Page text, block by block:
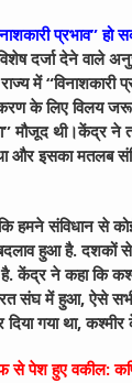
प्रभाव” हो
दर्जा देने वाले
राज्य में
के लिए विलय
मौजूद थी।केंद्र ने
और इसका मतलब
हमने संविधान से
बदलाव हुआ है. दशकों
है. केंद्र ने कहा कि
संघ में हुआ, ऐसे
गया था, कश्मीर
से पेश हुए वकील: